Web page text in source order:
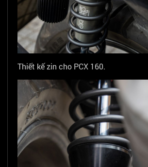
Thiết kế zin cho PCX 160.